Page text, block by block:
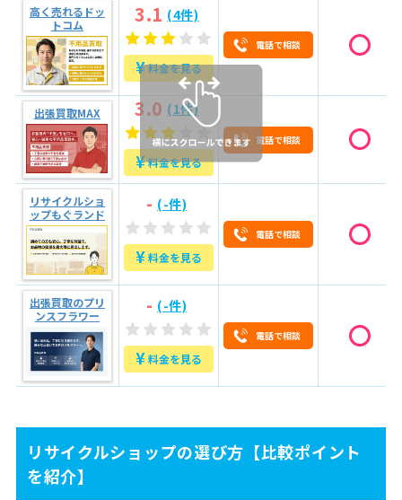
6
自宅で完結する出張買取がおすすめ！依頼の流れを紹
介【持ち運べない家具家電などに最適】
7
中目黒で評判の良いリサイクルショップを探そう！
高く売れるドッ
トコム
3.1 (4件)
¥料金を見る
電話で相談
出張買取MAX 3.0 (1件)
¥料金を見る
電話で相談
リサイクルショ
ップもぐランド
- (-件)
¥料金を見る
電話で相談
出張買取のプリ
ンスフラワー
- (-件)
¥料金を見る
電話で相談
リサイクルショップの選び方【比較ポイント
を紹介】